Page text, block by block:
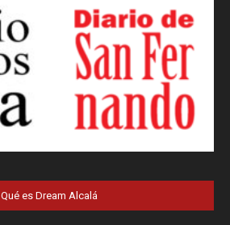
Qué es Dream Alcalá